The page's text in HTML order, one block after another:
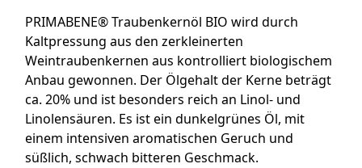
PRIMABENE® Traubenkernöl BIO wird durch
Kaltpressung aus den zerkleinerten
Weintraubenkernen aus kontrolliert biologischem
Anbau gewonnen. Der Ölgehalt der Kerne beträgt
ca. 20% und ist besonders reich an Linol- und
Linolensäuren. Es ist ein dunkelgrünes Öl, mit
einem intensiven aromatischen Geruch und
süßlich, schwach bitteren Geschmack.